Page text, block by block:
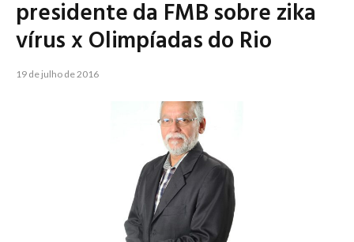
presidente da FMB sobre zika
vírus x Olimpíadas do Rio
19 de julho de 2016